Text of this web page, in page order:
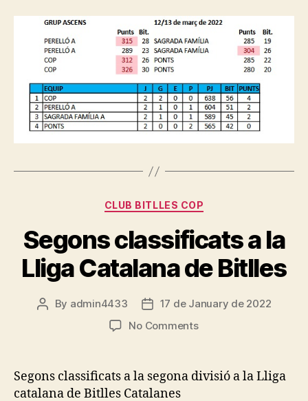
Categories
CLUB BITLLES COP
Segons classificats a la
Lliga Catalana de Bitlles
Post
By admin4433
Post
date
17 de January de 2022
No Commentson
a
Segons classificats a la segona divisió a la Lliga
catalana de Bitlles Catalanes